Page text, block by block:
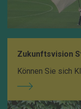
Zukunftsvision
Können Sie sich